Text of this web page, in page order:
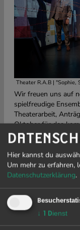
Theater R.A.B | "Sophie,
Wir freuen uns auf
spielfreudige
Theaterarbeit,
Oktober für das
veranstalten auch
Projekte und
zahlreichen
RÜCKBLICK
Hier kannst du
Um mehr zu erfahren,
Datenschutzerklärung.
↓ 1 Dienst